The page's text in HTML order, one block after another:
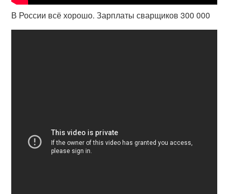
В России всё хорошо. Зарплаты сварщиков 300 000